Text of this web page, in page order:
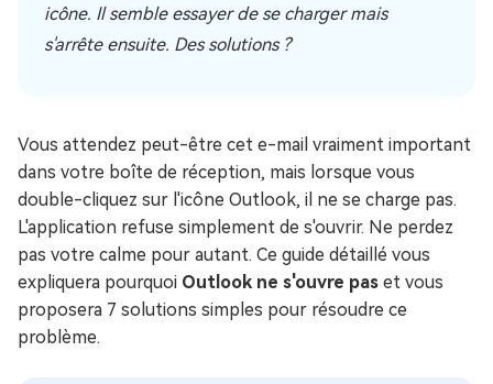
icône. Il semble essayer de se charger mais
s'arrête ensuite. Des solutions ?
Vous attendez peut-être cet e-mail vraiment important
dans votre boîte de réception, mais lorsque vous
double-cliquez sur l'icône Outlook, il ne se charge pas.
L'application refuse simplement de s'ouvrir. Ne perdez
pas votre calme pour autant. Ce guide détaillé vous
expliquera pourquoi Outlook ne s'ouvre pas et vous
proposera 7 solutions simples pour résoudre ce
problème.